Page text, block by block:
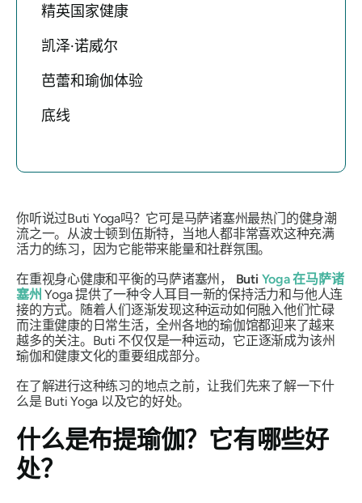
精英国家健康
凯泽·诺威尔
芭蕾和瑜伽体验
底线
你听说过Buti Yoga吗？它可是马萨诸塞州最热门的健身潮
流之一。从波士顿到伍斯特，当地人都非常喜欢这种充满
活力的练习，因为它能带来能量和社群氛围。
在重视身心健康和平衡的马萨诸塞州， Buti Yoga 在马萨诸
塞州 Yoga 提供了一种令人耳目一新的保持活力和与他人连
接的方式。随着人们逐渐发现这种运动如何融入他们忙碌
而注重健康的日常生活，全州各地的瑜伽馆都迎来了越来
越多的关注。Buti 不仅仅是一种运动，它正逐渐成为该州
瑜伽和健康文化的重要组成部分。
在了解进行这种练习的地点之前，让我们先来了解一下什
么是 Buti Yoga 以及它的好处。
什么是布提瑜伽？它有哪些好
处？